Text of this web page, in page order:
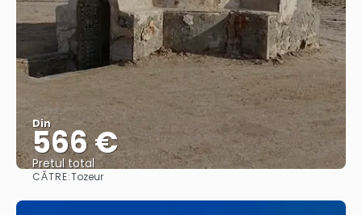
Din
566 €
Pretul total
CĂTRE:Tozeur